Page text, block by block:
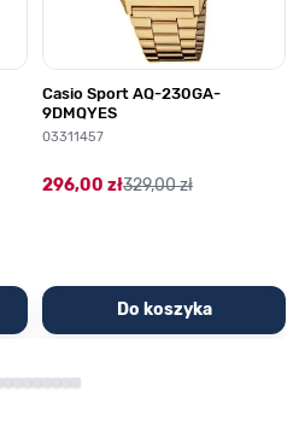
Casio Sport AQ-230GA-
9DMQYES
03311457
296,00 zł329,00 zł
Do koszyka